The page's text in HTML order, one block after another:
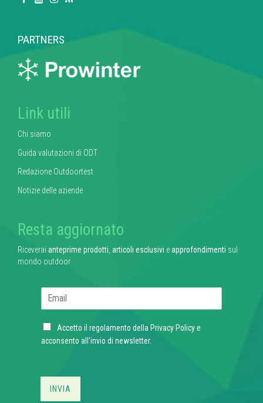
PARTNERS
Link utili
Chi siamo
Guida valutazioni di ODT
Redazione Outdoortest
Notizie delle aziende
Resta aggiornato
Riceverai anteprime prodotti articoli esclusivi eapprofondimenti sul
mondo outdoor
l
C
h
Accetto il regolamento della Privacy Policye
acconsento all'invio di newsletter.
INVIA